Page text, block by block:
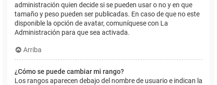
administración quien decide si se pueden usar o no y en que
tamaño y peso pueden ser publicadas. En caso de que no este
disponible la opción de avatar, comuníquese con La
Administración para que sea activada.
Arriba
¿Cómo se puede cambiar mi rango?
Los rangos aparecen debajo del nombre de usuario e indican la